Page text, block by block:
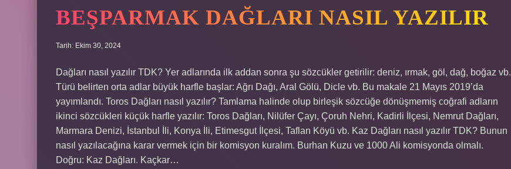
BEŞPARMAK DAĞLARI NASIL YAZILIR
Tarih: Ekim 30, 2024
Dağları nasıl yazılır TDK? Yer adlarında ilk addan sonra şu sözcükler getirilir: deniz, ırmak, göl, dağ, boğaz vb.
Türü belirten orta adlar büyük harfle başlar: Ağrı Dağı, Aral Gölü, Dicle vb. Bu makale 21 Mayıs 2019’da
yayımlandı. Toros Dağları nasıl yazılır? Tamlama halinde olup birleşik sözcüğe dönüşmemiş coğrafi adların
ikinci sözcükleri küçük harfle yazılır: Toros Dağları, Nilüfer Çayı, Çoruh Nehri, Kadirli İlçesi, Nemrut Dağları,
Marmara Denizi, İstanbul İli, Konya İli, Etimesgut İlçesi, Taflan Köyü vb. Kaz Dağları nasıl yazılır TDK? Bunun
nasıl yazılacağına karar vermek için bir komisyon kuralım. Burhan Kuzu ve 1000 Ali komisyonda olmalı.
Doğru: Kaz Dağları. Kaçkar…